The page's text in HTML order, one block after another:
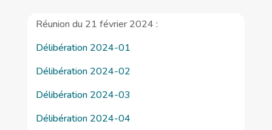
Réunion du 21 février 2024 :
Délibération 2024-01
Délibération 2024-02
Délibération 2024-03
Délibération 2024-04